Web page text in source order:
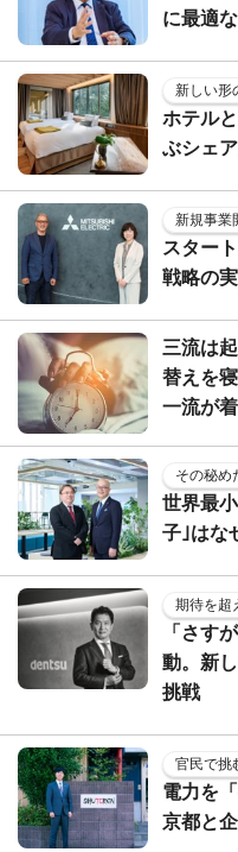
に最適
新しい形
ホテル
ぶシェ
新規事業
スター
戦略の
三流は
替えを
一流が
その秘め
世界最
子｣はな
期待を超
「さす
動。新
挑戦
官民で挑
電力を
京都と